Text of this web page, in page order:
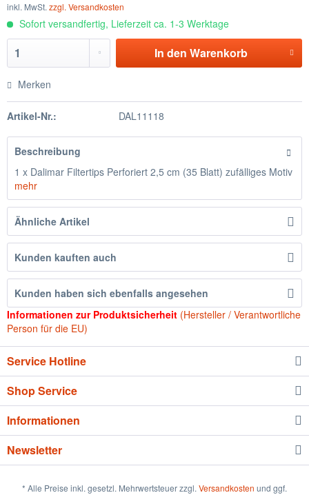
inkl. MwSt. zzgl. Versandkosten
Sofort versandfertig, Lieferzeit ca. 1-3 Werktage
In den Warenkorb
Merken
Artikel-Nr.: DAL11118
Beschreibung
1 x Dalimar Filtertips Perforiert 2,5 cm (35 Blatt) zufälliges Motiv
mehr
Ähnliche Artikel
Kunden kauften auch
Kunden haben sich ebenfalls angesehen
Informationen zur Produktsicherheit (Hersteller / Verantwortliche
Person für die EU)
Service Hotline
Shop Service
Informationen
Newsletter
* Alle Preise inkl. gesetzl. Mehrwertsteuer zzgl. Versandkosten und ggf.